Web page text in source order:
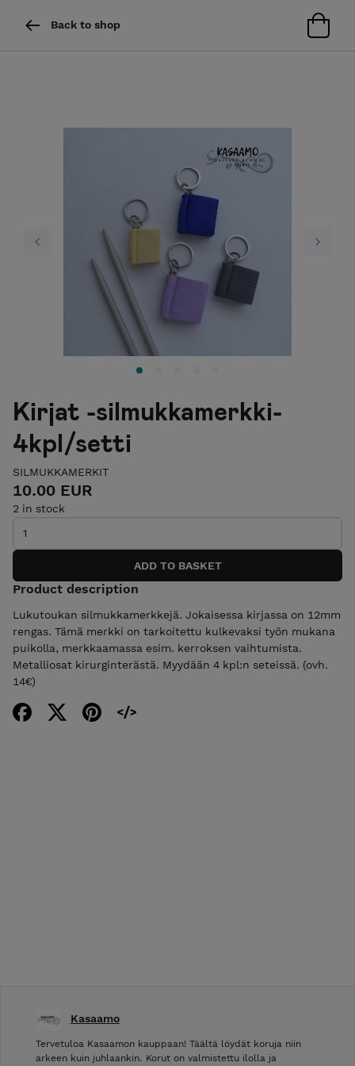
Back to shop
Previous Next
Kirjat -silmukkamerkki-
4kpl/setti
SILMUKKAMERKIT
10.00 EUR
2 in stock
Product description
Lukutoukan silmukkamerkkejä. Jokaisessa kirjassa on 12mm
rengas. Tämä merkki on tarkoitettu kulkevaksi työn mukana
puikolla, merkkaamassa esim. kerroksen vaihtumista.
Metalliosat kirurginterästä. Myydään 4 kpl:n seteissä. (ovh.
14€)
Kasaamo
Tervetuloa Kasaamon kauppaan! Täältä löydät koruja niin
arkeen kuin juhlaankin. Korut on valmistettu ilolla ja